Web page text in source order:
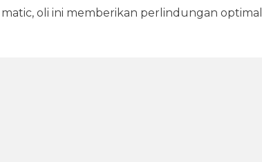
oli ini memberikan perlindungan optimal